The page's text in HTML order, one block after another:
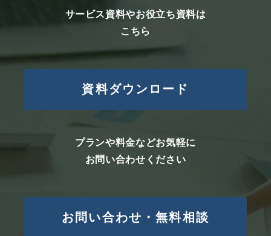
サービス資料やお役立ち資料は
こちら
資料ダウンロード
プランや料金などお気軽に
お問い合わせください
お問い合わせ・無料相談